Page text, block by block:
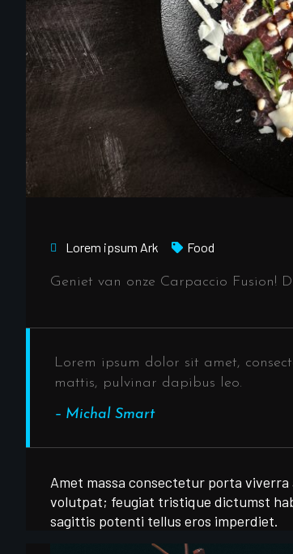
Lorem ipsum Ark Food
Geniet van onze Carpaccio Fusion!
Lorem ipsum dolor sit amet,
mattis, pulvinar dapibus leo.
– Michal Smart
Amet massa consectetur porta
volutpat; feugiat tristique dictumst
sagittis potenti tellus eros imperdiet.